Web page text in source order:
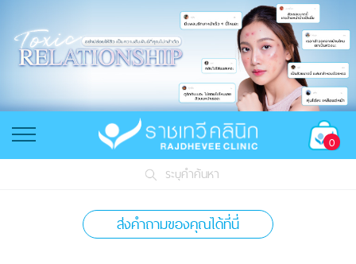
0
ระบุคำค้นหา
ส่งคำถามของคุณได้ที่นี่